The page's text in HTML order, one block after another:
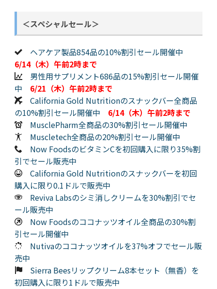
＜スペシャルセール＞
ヘアケア製品854品の10%割引セール開催中
6/14（木）午前2時まで
男性用サプリメント686品の15%割引セール開催
中
6/21（木）午前2時まで
California Gold Nutritionのスナックバー全商品
の10%割引セール開催中
6/14（木）午前2時まで
MusclePharm全商品の30%割引セール開催中
Muscletech全商品の20%割引セール開催中
Now FoodsのビタミンCを初回購入に限り35%割
引でセール販売中
California Gold Nutritionのスナックバーを初回
購入に限り0.1ドルで販売中
Reviva Labsのシミ消しクリームを30%割引でセ
ール販売中
Now Foodsのココナッツオイル全商品の30%割
引セール開催中
Nutivaのココナッツオイルを37%オフでセール販
売中
Sierra Beesリップクリーム8本セット（無香）を
初回購入に限り1ドルで販売中